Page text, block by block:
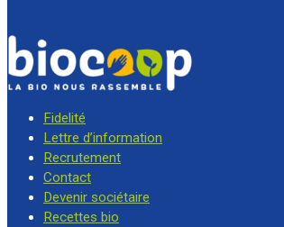
Fidelité
Lettre d’information
Recrutement
Contact
Devenir sociétaire
Recettes bio